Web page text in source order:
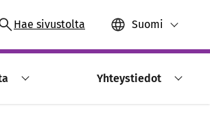
Hae sivustolta Suomi
Yhteystiedot